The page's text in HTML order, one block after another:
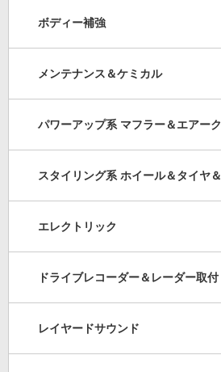
ボディー補強
メンテナンス＆ケミカル
パワーアップ系 マフラー＆エアー
スタイリング系 ホイール＆タイヤ
エレクトリック
ドライブレコーダー＆レーダー取付
レイヤードサウンド